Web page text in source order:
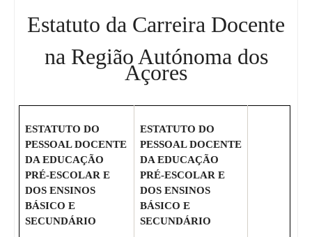
Estatuto da Carreira Docente
na Região Autónoma dos
Açores
ESTATUTO DO
PESSOAL DOCENTE
DA EDUCAÇÃO
PRÉ-ESCOLAR E
DOS ENSINOS
BÁSICO E
SECUNDÁRIO
ESTATUTO DO
PESSOAL DOCENTE
DA EDUCAÇÃO
PRÉ-ESCOLAR E
DOS ENSINOS
BÁSICO E
SECUNDÁRIO